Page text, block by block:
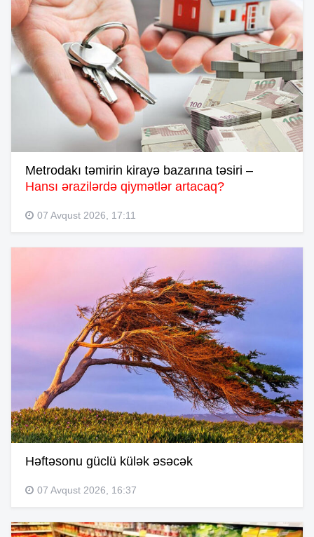
Metrodakı təmirin kirayə bazarına təsiri –
Hansı ərazilərdə qiymətlər artacaq?
07 Avqust 2026, 17:11
Həftəsonu güclü külək əsəcək
07 Avqust 2026, 16:37